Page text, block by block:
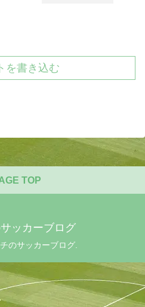
を書き込む
TOP
ッカーブログ
のサッカーブログ.